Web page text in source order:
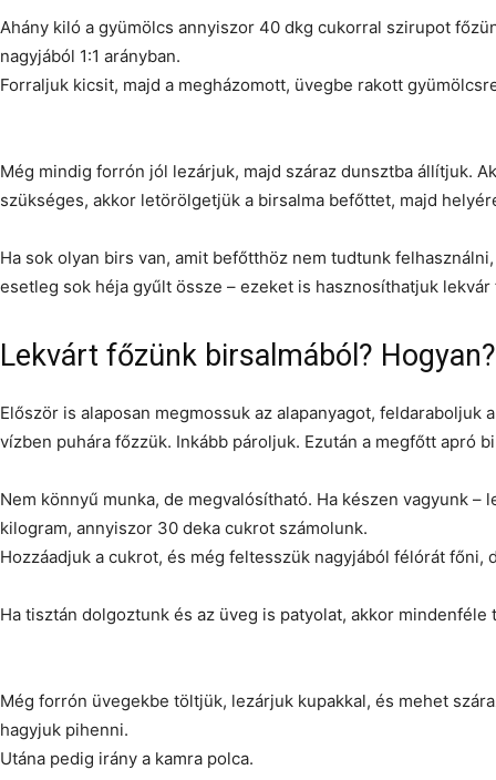
Ahány kiló a gyümölcs annyiszor 40 dkg cukorral szirupot
nagyjából 1:1 arányban.
Forraljuk kicsit, majd a megházomott, üvegbe rakott
Még mindig forrón jól lezárjuk, majd száraz dunsztba állítjuk.
szükséges, akkor letörölgetjük a birsalma befőttet, majd
Ha sok olyan birs van, amit befőtthöz nem tudtunk
esetleg sok héja gyűlt össze – ezeket is hasznosíthatjuk
Lekvárt főzünk birsalmából? Hogyan?
Először is alaposan megmossuk az alapanyagot, feldaraboljuk
vízben puhára főzzük. Inkább pároljuk. Ezután a megfőtt apró
Nem könnyű munka, de megvalósítható. Ha készen vagyunk –
kilogram, annyiszor 30 deka cukrot számolunk.
Hozzáadjuk a cukrot, és még feltesszük nagyjából félórát főni,
Ha tisztán dolgoztunk és az üveg is patyolat, akkor
Még forrón üvegekbe töltjük, lezárjuk kupakkal, és mehet
hagyjuk pihenni.
Utána pedig irány a kamra polca.